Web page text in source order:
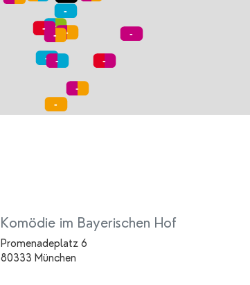
Komödie im Bayerischen Hof
Promenadeplatz 6
80333 München